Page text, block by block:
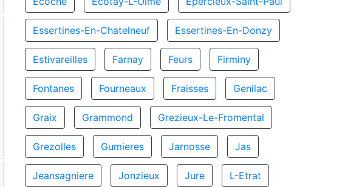
Essertines-En-Chatelneuf Essertines-En-Donzy
Estivareilles Farnay Feurs Firminy
Fontanes Fourneaux Fraisses Genilac
Graix Grammond Grezieux-Le-Fromental
Grezolles Gumieres Jarnosse Jas
Jeansagniere Jonzieux Jure L-Etrat